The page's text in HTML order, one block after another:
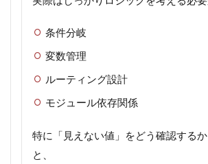
条件分岐
変数管理
ルーティング設計
モジュール依存関係
特に「見えない値」をどう確認する
と、